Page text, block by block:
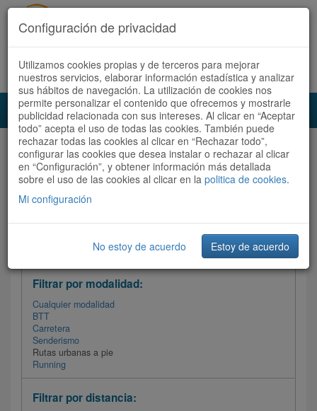
Acceder Registrate ahora Español | Català
Audioruta Todas las rutas
Todas las rutas Ordenar por:Más recientes
Filtrar las rutas
Filtrar por modalidad:
Cualquier modalidad
BTT
Carretera
Senderismo
Rutas urbanas a pie
Running
Filtrar por distancia:
Configuración de privacidad
Utilizamos cookies propias y de terceros para mejorar
nuestros servicios, elaborar información estadística y analizar
sus hábitos de navegación. La utilización de cookies nos
permite personalizar el contenido que ofrecemos y mostrarle
publicidad relacionada con sus intereses. Al clicar en “Aceptar
todo” acepta el uso de todas las cookies. También puede
rechazar todas las cookies al clicar en “Rechazar todo”,
configurar las cookies que desea instalar o rechazar al clicar
en “Configuración”, y obtener información más detallada
sobre el uso de las cookies al clicar en la politica de cookies.
Mi configuración
No estoy de acuerdo Estoy de acuerdo